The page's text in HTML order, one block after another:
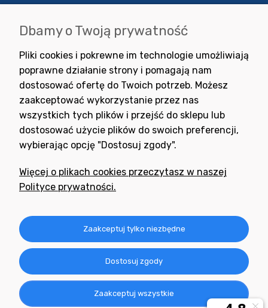
Wyrażam zgodę na otrzymywanie newslettera z inspiracjami,
nowościami i promocjami.
Potrzebujesz pomocy
+48 791 806 804
Informacje
Obsługa zamówień
O nas
Dbamy o Twoją prywatność
Pliki cookies i pokrewne im technologie umożliwiają
poprawne działanie strony i pomagają nam
dostosować ofertę do Twoich potrzeb. Możesz
zaakceptować wykorzystanie przez nas
wszystkich tych plików i przejść do sklepu lub
dostosować użycie plików do swoich preferencji,
wybierając opcję "Dostosuj zgody".
Więcej o plikach cookies przeczytasz w naszej
Polityce prywatności.
Zaakceptuj tylko niezbędne
Dostosuj zgody
Zaakceptuj wszystkie